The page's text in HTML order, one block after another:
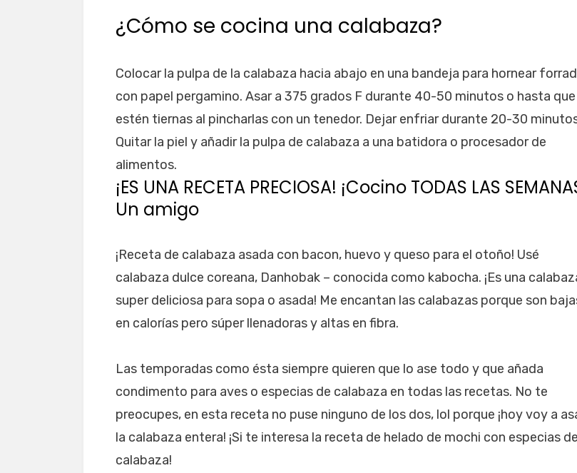
¿Cómo se cocina una calabaza?
Colocar la pulpa de la calabaza hacia abajo en una bandeja para hornear
con papel pergamino. Asar a 375 grados F durante 40-50 minutos o hasta que
estén tiernas al pincharlas con un tenedor. Dejar enfriar durante 20-30
Quitar la piel y añadir la pulpa de calabaza a una batidora o procesador de
alimentos.
¡ES UNA RECETA PRECIOSA! ¡Cocino TODAS LAS
Un amigo
¡Receta de calabaza asada con bacon, huevo y queso para el otoño! Usé
calabaza dulce coreana, Danhobak – conocida como kabocha. ¡Es una
super deliciosa para sopa o asada! Me encantan las calabazas porque son
en calorías pero súper llenadoras y altas en fibra.
Las temporadas como ésta siempre quieren que lo ase todo y que añada
condimento para aves o especias de calabaza en todas las recetas. No te
preocupes, en esta receta no puse ninguno de los dos, lol porque ¡hoy voy a
la calabaza entera! ¡Si te interesa la receta de helado de mochi con especias de
calabaza!